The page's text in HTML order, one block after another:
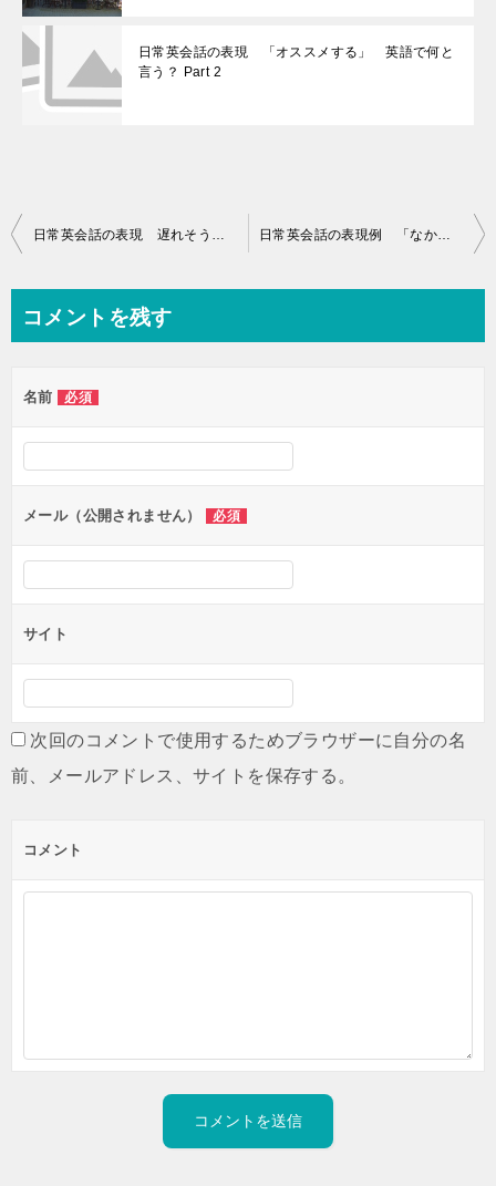
日常英会話の表現 「オススメする」 英語で何と
言う？ Part 2
投
ビ
ー
シ
ン
日常英会話の表現 遅れそうな理由 英語で 日常英会話の表現例 「なかなか来ないね」 Part 1
コメントを残す
名前 必須
メール（公開されません） 必須
サイト
次回のコメントで使用するためブラウザーに自分の名
前、メールアドレス、サイトを保存する。
コメント